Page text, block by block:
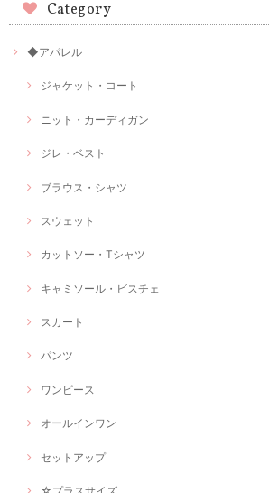
Category
◆アパレル
ジャケット・コート
ニット・カーディガン
ジレ・ベスト
ブラウス・シャツ
スウェット
カットソー・Tシャツ
キャミソール・ビスチェ
スカート
パンツ
ワンピース
オールインワン
セットアップ